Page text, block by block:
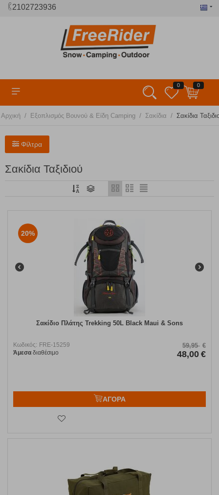
2102723936
0 0
Αρχική / Εξοπλισμός Βουνού & Είδη Camping / Σακίδια / Σακίδια
Φίλτρα
Σακίδια Ταξιδιού
20%
Σακίδιο Πλάτης Trekking 50L Black Maui & Sons
Κωδικός: FRE-15259
Άμεσα διαθέσιμο
59,95 €
48,00 €
ΑΓΟΡΑ